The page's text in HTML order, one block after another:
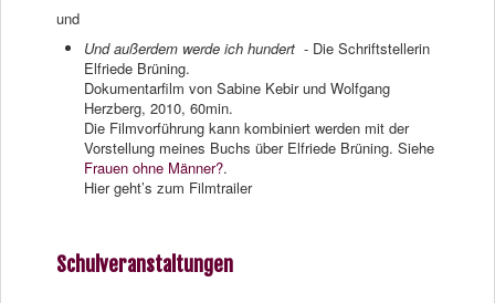
und
Und außerdem werde ich hundert - Die Schriftstellerin
Elfriede Brüning.
Dokumentarfilm von Sabine Kebir und Wolfgang
Herzberg, 2010, 60min.
Die Filmvorführung kann kombiniert werden mit der
Vorstellung meines Buchs über Elfriede Brüning. Siehe
Frauen ohne Männer?.
Hier geht’s zum Filmtrailer
Schulveranstaltungen